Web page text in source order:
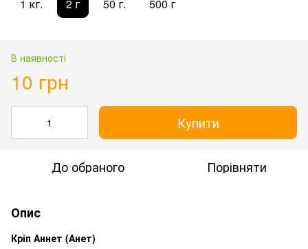
1 кг. 2 г 50 г. 500 г
В наявності
10 грн
Купити
До обраного Порівняти
Опис
Кріп Аннет (Анет)